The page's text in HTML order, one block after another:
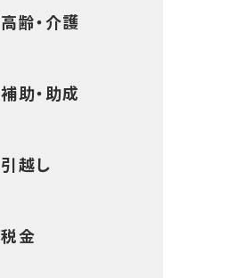
高齢・介護
補助・助成
引越し
税金